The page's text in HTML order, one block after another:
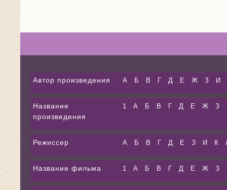
Автор произведения А Б В Г Д Е Ж З И
Название
произведения
1 А Б В Г Д Е Ж З
Режиссер А Б В Г Д Е З И К
Название фильма 1 А Б В Г Д Е Ж З